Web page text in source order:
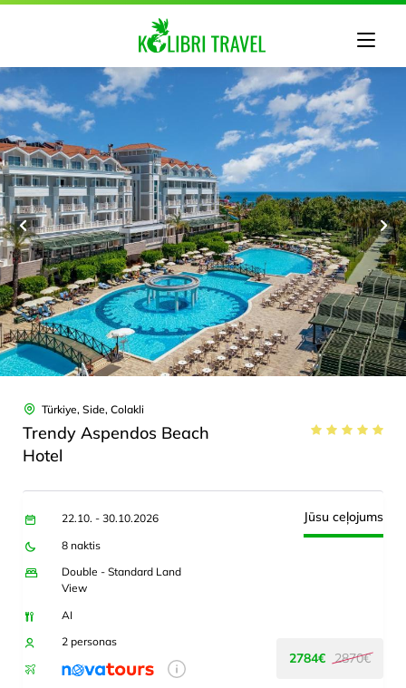
Türkiye, Side, Colakli
Trendy Aspendos Beach
Hotel
22.10. - 30.10.2026
8 naktis
Double - Standard Land
View
AI
2 personas
Jūsu ceļojums
2784€ 2870€